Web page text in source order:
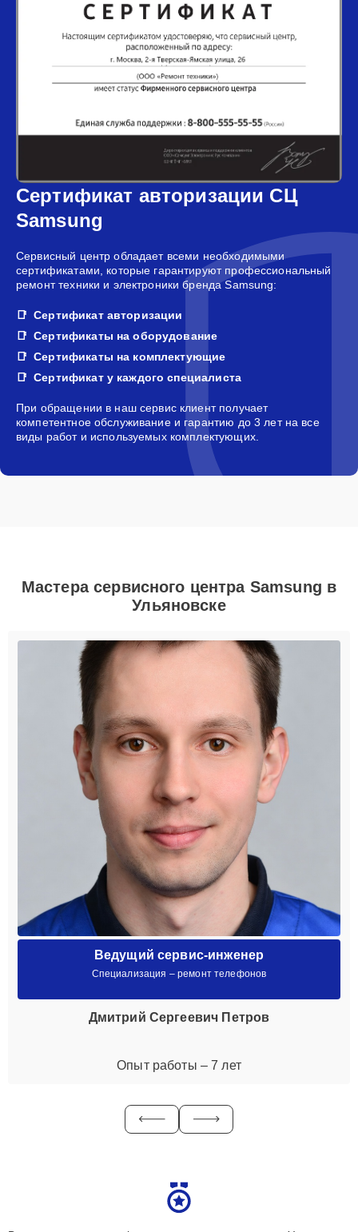
Сертификат авторизации СЦ
Samsung
Сервисный центр обладает всеми необходимыми
сертификатами, которые гарантируют профессиональный
ремонт техники и электроники бренда Samsung:
Сертификат авторизации
Сертификаты на оборудование
Сертификаты на комплектующие
Сертификат у каждого специалиста
При обращении в наш сервис клиент получает
компетентное обслуживание и гарантию до 3 лет на все
виды работ и используемых комплектующих.
Мастера сервисного центра Samsung в
Ульяновске
Ведущий сервис-инженер
Специализация – ремонт телефонов
Дмитрий Сергеевич Петров
Опыт работы – 7 лет